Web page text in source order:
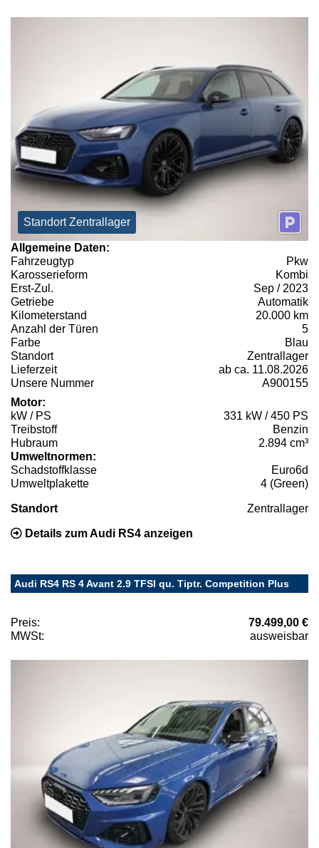
Standort Zentrallager
Allgemeine Daten:
Fahrzeugtyp
Pkw
Karosserieform
Kombi
Erst-Zul.
Sep / 2023
Getriebe
Automatik
Kilometerstand
20.000 km
Anzahl der Türen
5
Farbe
Blau
Standort
Zentrallager
Lieferzeit
ab ca. 11.08.2026
Unsere Nummer
A900155
Motor:
kW / PS
331 kW / 450 PS
Treibstoff
Benzin
Hubraum
2.894 cm³
Umweltnormen:
Schadstoffklasse
Euro6d
Umweltplakette
4 (Green)
Standort Zentrallager
Details zum Audi RS4 anzeigen
Audi RS4 RS 4 Avant 2.9 TFSI qu. Tiptr. Competition Plus
Preis:
79.499,00 €
MWSt:
ausweisbar